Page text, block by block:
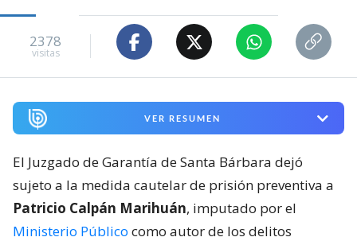
2378
visitas
VER RESUMEN
El Juzgado de Garantía de Santa Bárbara dejó
sujeto a la medida cautelar de prisión preventiva a
Patricio Calpán Marihuán, imputado por el
Ministerio Público como autor de los delitos